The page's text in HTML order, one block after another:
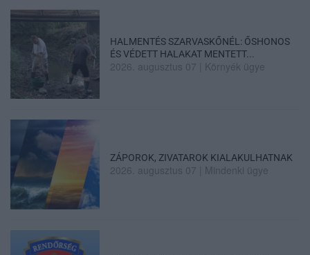
HALMENTÉS SZARVASKŐNÉL: ŐSHONOS
ÉS VÉDETT HALAKAT MENTETT...
2026. augusztus 07 Környék ügye
ZÁPOROK, ZIVATAROK KIALAKULHATNAK
2026. augusztus 07 Mindenki ügye